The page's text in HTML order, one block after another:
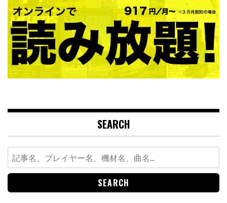
SEARCH
Search
for: